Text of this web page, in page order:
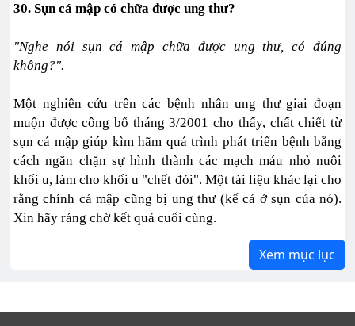
30. Sụn cá mập có chữa được ung thư?
"Nghe nói sụn cá mập chữa được ung thư, có đúng
không?".
Một nghiên cứu trên các bệnh nhân ung thư giai đoạn
muộn được công bố tháng 3/2001 cho thấy, chất chiết từ
sụn cá mập giúp kìm hãm quá trình phát triển bệnh bằng
cách ngăn chặn sự hình thành các mạch máu nhỏ nuôi
khối u, làm cho khối u "chết đói". Một tài liệu khác lại cho
rằng chính cá mập cũng bị ung thư (kể cả ở sụn của nó).
Xin hãy ráng chờ kết quả cuối cùng.
Xem mục lục